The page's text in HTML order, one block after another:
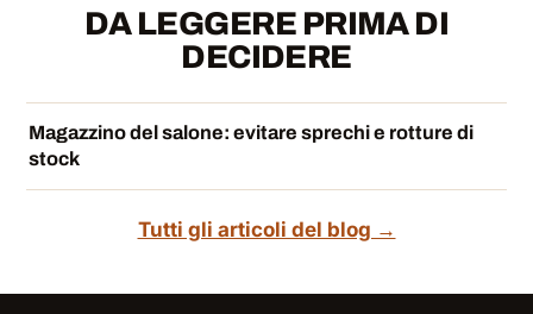
DA LEGGERE PRIMA DI
DECIDERE
Magazzino del salone: evitare sprechi e rotture di
stock
Tutti gli articoli del blog →